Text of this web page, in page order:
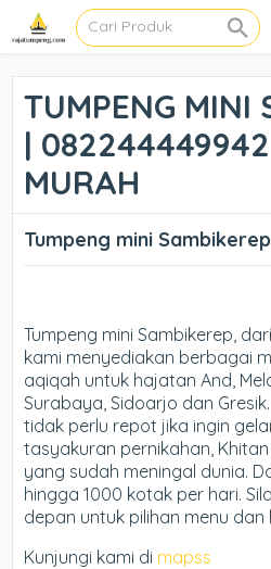
TUMPENG MINI
|
MURAH
Tumpeng mini Sambikerep
Tumpeng mini Sambikerep,
kami menyediakan berbagai
aqiqah untuk hajatan And,
Surabaya, Sidoarjo dan
tidak perlu repot jika ingin
tasyakuran pernikahan,
yang sudah meningal dunia.
hingga 1000 kotak per hari.
depan untuk pilihan menu dan
Kunjungi kami di mapss